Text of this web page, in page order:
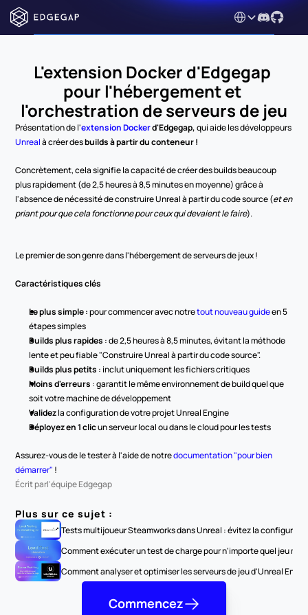
Select Language
L'extension Docker d'Edgegap
pour l'hébergement et
l'orchestration de serveurs de jeu
Présentation de l'extension Docker d'Edgegap,
Unreal à créer des builds à partir du conteneur !
Concrètement, cela signifie la capacité de créer des builds beaucoup
plus rapidement (de 2,5 heures à 8,5 minutes en moyenne) grâce à
l'absence de nécessité de construire Unreal à partir du code source (et en
priant pour que cela fonctionne pour ceux qui devaient le faire).
Le premier de son genre dans l'hébergement de serveurs de jeux !
Caractéristiques clés
Le plus simple : pour commencer avec notre tout nouveau guide en 5
étapes simples
Builds plus rapides : de 2,5 heures à 8,5 minutes, évitant la méthode
lente et peu fiable "Construire Unreal à partir du code source".
Builds plus petits : inclut uniquement les fichiers critiques
Moins d'erreurs : garantit le même environnement de build quel que
soit votre machine de développement
Validez la configuration de votre projet Unreal Engine
Déployez en 1 clic un serveur local ou dans le cloud pour les tests
Assurez-vous de le tester à l'aide de notre documentation "pour bien
démarrer" !
Écrit parl'équipe Edgegap
Plus sur ce sujet :
Tests multijoueur Steamworks dans Unreal : évitez la
Comment exécuter un test de charge pour n'importe quel jeu
Comment analyser et optimiser les serveurs de jeu d'Unreal
Commencez